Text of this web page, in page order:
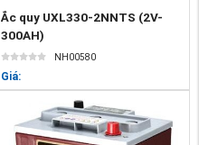
Ắc quy UXL330-2NNTS (2V-
300AH)
NH00580
Giá: